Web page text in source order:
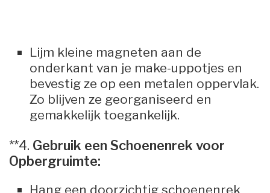
Lijm kleine magneten aan de
onderkant van je make-uppotjes en
bevestig ze op een metalen oppervlak.
Zo blijven ze georganiseerd en
gemakkelijk toegankelijk.
**4. Gebruik een Schoenenrek voor
Opbergruimte:
Hang een doorzichtig schoenenrek